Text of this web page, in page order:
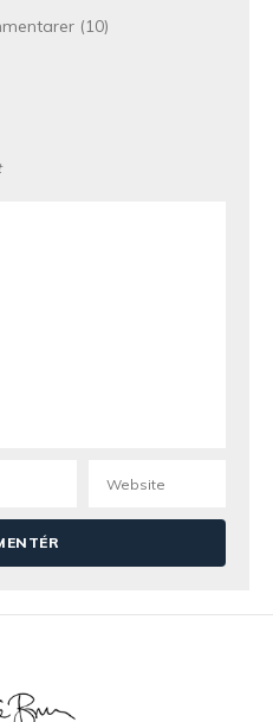
kl. 08:13
11:38
2016 kl. 13:46
du have. Nej jeg
desværre ingen
🙂
(10)